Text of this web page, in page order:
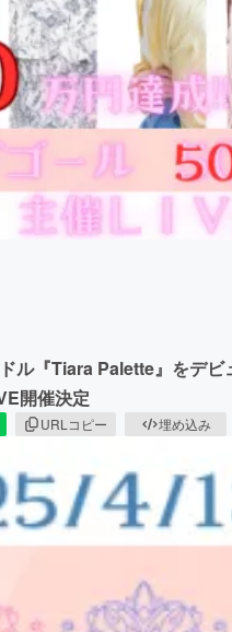
ル『Tiara Palette』をデビ
開催決定
URLコピー 埋め込み